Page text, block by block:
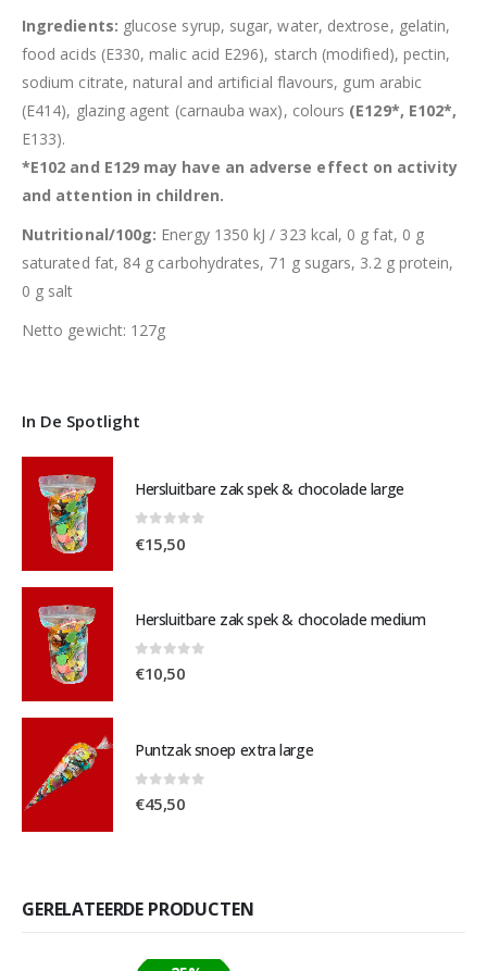
Ingredients: glucose syrup, sugar, water, dextrose, gelatin,
food acids (E330, malic acid E296), starch (modified), pectin,
sodium citrate, natural and artificial flavours, gum arabic
(E414), glazing agent (carnauba wax), colours (E129*, E102*,
E133).
*E102 and E129 may have an adverse effect on activity
and attention in children.
Nutritional/100g: Energy 1350 kJ / 323 kcal, 0 g fat, 0 g
saturated fat, 84 g carbohydrates, 71 g sugars, 3.2 g protein,
0 g salt
Netto gewicht: 127g
In De Spotlight
Hersluitbare zak spek & chocolade large
€15,50
Hersluitbare zak spek & chocolade medium
0out of 5
€10,50
Puntzak snoep extra large
0out of 5
€45,50
GERELATEERDE PRODUCTEN